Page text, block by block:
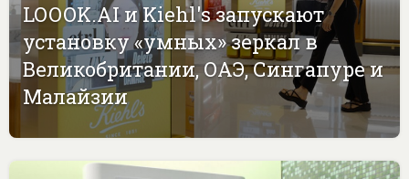
LOOOK.AI и Kiehl's запускают
установку «умных» зеркал в
Великобритании, ОАЭ, Сингапуре и
Малайзии